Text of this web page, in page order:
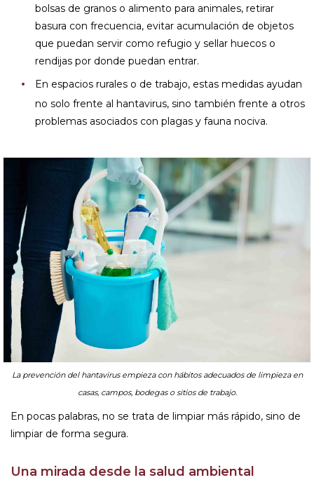
bolsas de granos o alimento para animales, retirar
basura con frecuencia, evitar acumulación de objetos
que puedan servir como refugio y sellar huecos o
rendijas por donde puedan entrar.
En espacios rurales o de trabajo, estas medidas ayudan
no solo frente al hantavirus, sino también frente a otros
problemas asociados con plagas y fauna nociva.
La prevención del hantavirus empieza con hábitos adecuados de limpieza en
casas, campos, bodegas o sitios de trabajo.
En pocas palabras, no se trata de limpiar más rápido, sino de
limpiar de forma segura.
Una mirada desde la salud ambiental